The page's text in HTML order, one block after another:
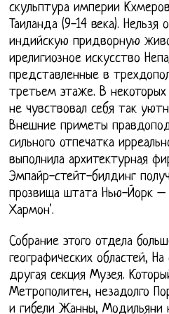
скульптура империи
Таиланда (9-14 века).
индийскую придворную
ирелигиозное искусство
представленные в
третьем этаже. В
не чувствовал себя так
Внешние приметы
сильного отпечатка
выполнила архитектурная
Эмпайр-стейт-билдинг
прозвища штата Нью-Йорк
Хармон'.
Собрание этого отдела
географических областей,
другая секция Музея.
Метрополитен, незадолго
и гибели Жанны, Модильяни